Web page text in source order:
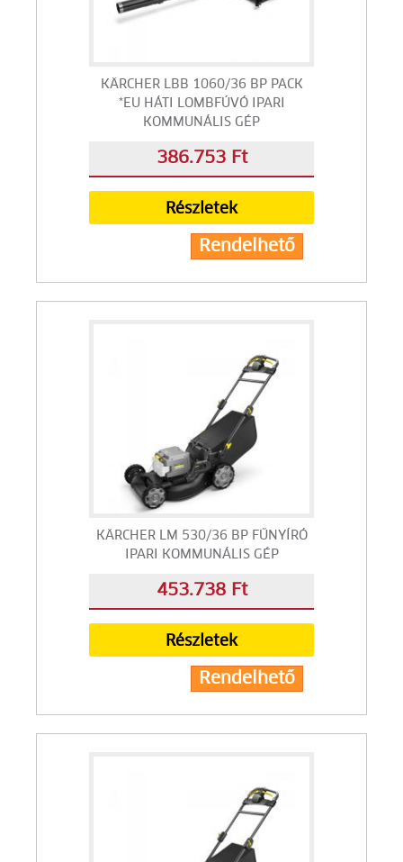
KÄRCHER LBB 1060/36 BP PACK
*EU HÁTI LOMBFÚVÓ IPARI
KOMMUNÁLIS GÉP
386.753 Ft
Részletek
Rendelhető
KÄRCHER LM 530/36 BP FŰNYÍRÓ
IPARI KOMMUNÁLIS GÉP
453.738 Ft
Részletek
Rendelhető